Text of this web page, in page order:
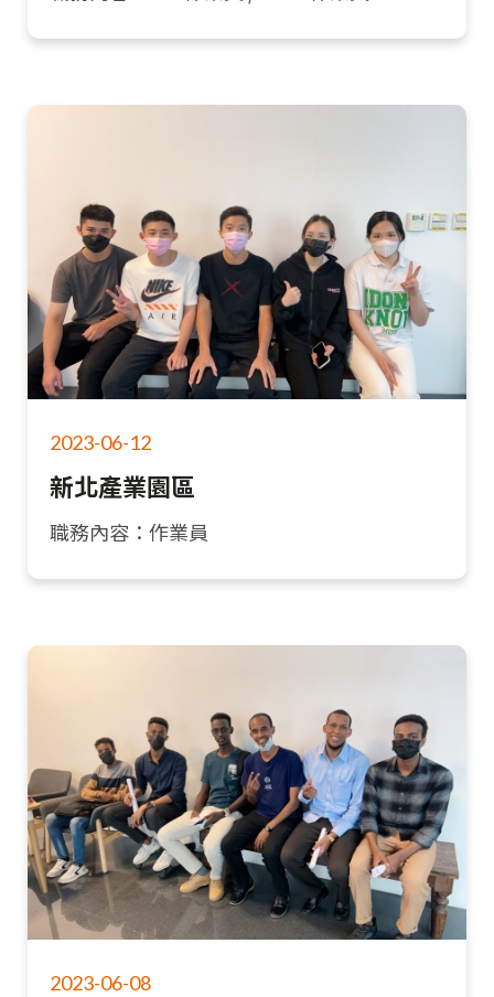
2023-06-12
新北產業園區
職務內容：作業員
2023-06-08